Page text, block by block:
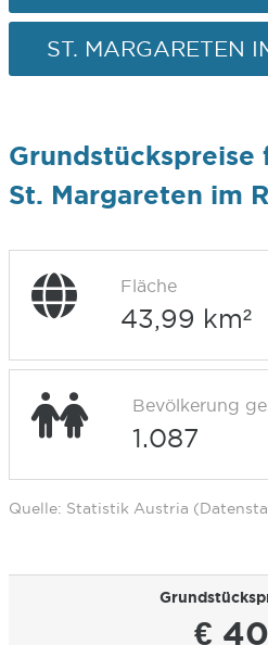
ST. MARGARETEN
Grundstückspreise
St. Margareten im
Fläche
43,99 km²
Bevölkerung
1.087
Quelle: Statistik Austria
€